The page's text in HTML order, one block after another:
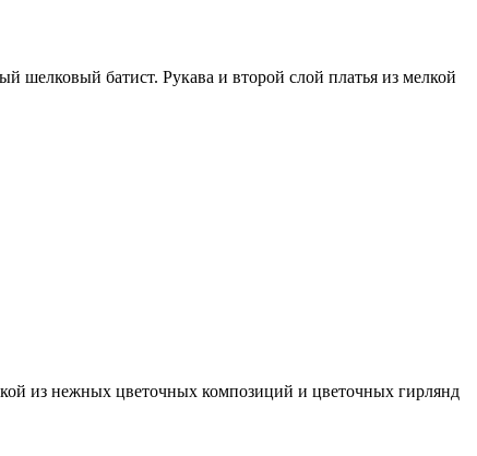
шелковый батист. Рукава и второй слой платья из мелкой
из нежных цветочных композиций и цветочных гирлянд